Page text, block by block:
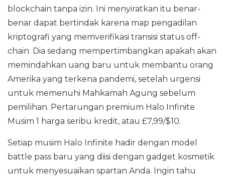
blockchain tanpa izin. Ini menyiratkan itu benar-
benar dapat bertindak karena map pengadilan
kriptografi yang memverifikasi transisi status off-
chain. Dia sedang mempertimbangkan apakah akan
memindahkan uang baru untuk membantu orang
Amerika yang terkena pandemi, setelah urgensi
untuk memenuhi Mahkamah Agung sebelum
pemilihan. Pertarungan premium Halo Infinite
Musim 1 harga seribu kredit, atau £7,99/$10.
Setiap musim Halo Infinite hadir dengan model
battle pass baru yang diisi dengan gadget kosmetik
untuk menyesuaikan spartan Anda. Ingin tahu